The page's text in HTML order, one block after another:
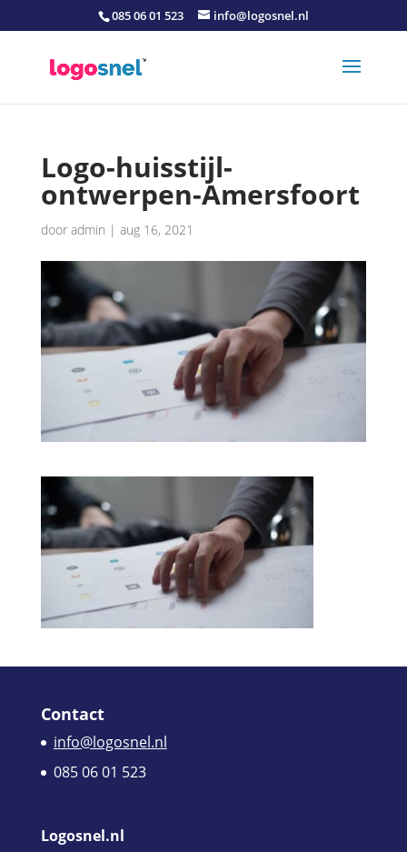
085 06 01 523 info@logosnel.nl
Logo-huisstijl-
ontwerpen-Amersfoort
door admin | aug 16, 2021
Contact
info@logosnel.nl
085 06 01 523
Logosnel.nl